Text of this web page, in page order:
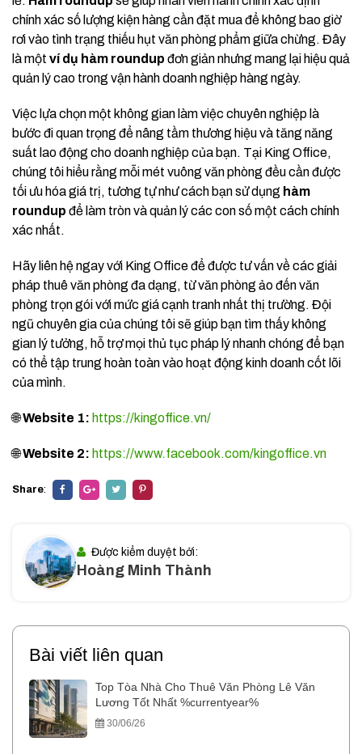
chính xác số lượng kiện hàng cần đặt mua để không bao giờ
rơi vào tình trạng thiếu hụt văn phòng phẩm giữa chừng. Đây
là một ví dụ hàm roundup đơn giản nhưng mang lại hiệu quả
quản lý cao trong vận hành doanh nghiệp hàng ngày.
Việc lựa chọn một không gian làm việc chuyên nghiệp là
bước đi quan trọng để nâng tầm thương hiệu và tăng năng
suất lao động cho doanh nghiệp của bạn. Tại King Office,
chúng tôi hiểu rằng mỗi mét vuông văn phòng đều cần được
tối ưu hóa giá trị, tương tự như cách bạn sử dụng hàm
roundup để làm tròn và quản lý các con số một cách chính
xác nhất.
Hãy liên hệ ngay với King Office để được tư vấn về các giải
pháp thuê văn phòng đa dạng, từ văn phòng ảo đến văn
phòng trọn gói với mức giá cạnh tranh nhất thị trường. Đội
ngũ chuyên gia của chúng tôi sẽ giúp bạn tìm thấy không
gian lý tưởng, hỗ trợ mọi thủ tục pháp lý nhanh chóng để bạn
có thể tập trung hoàn toàn vào hoạt động kinh doanh cốt lõi
của mình.
🌐Website 1: https://kingoffice.vn/
🌐Website 2: https://www.facebook.com/kingoffice.vn
Share:
Được kiểm duyệt bởi:
Hoàng Minh Thành
Bài viết liên quan
Top Tòa Nhà Cho Thuê Văn Phòng Lê Văn
Lương Tốt Nhất %currentyear%
30/06/26